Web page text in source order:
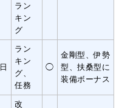
ラン
キン
グ
日
ラン
キン
グ、
任務
◯
金剛型、伊勢
型、扶桑型に
装備ボーナス
改